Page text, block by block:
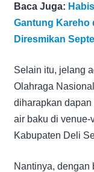
Baca Juga:
Gantung Kareho
Diresmikan
Selain itu, jelang
Olahraga
diharapkan
air baku di venue-
Kabupaten Deli
Nantinya, dengan